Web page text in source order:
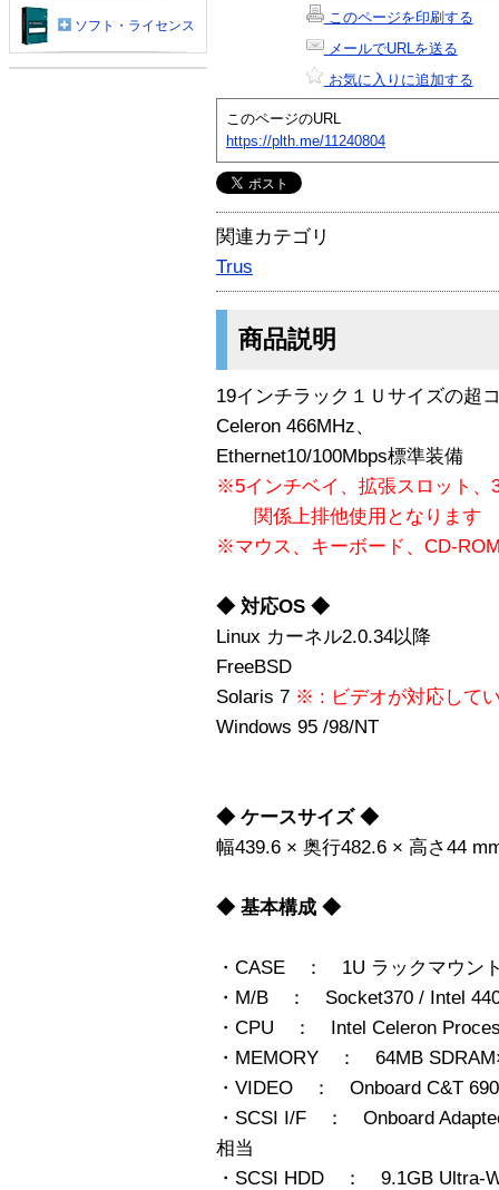
このページを印刷する
メールでURLを送る
お気に入りに追加する
このページのURL
https://plth.me/11240804
関連カテゴリ
Trus
商品説明
19インチラック１Ｕサイズの超
Celeron 466MHz、
Ethernet10/100Mbps標準装備
※5インチベイ、拡張スロット、
関係上排他使用となります
※マウス、キーボード、CD-
◆ 対応OS ◆
Linux カーネル2.0.34以降
FreeBSD
Solaris 7 ※ : ビデオが対応して
Windows 95 /98/NT
◆ ケースサイズ ◆
幅439.6 × 奥行482.6 × 高さ44
◆ 基本構成 ◆
・CASE ： 1U ラックマウン
・M/B ： Socket370 / Intel
・CPU ： Intel Celeron
・MEMORY ： 64MB
・VIDEO ： Onboard C&T
・SCSI I/F ： Onboard
相当
・SCSI HDD ： 9.1GB Ultra-
ソフト・ライセンス